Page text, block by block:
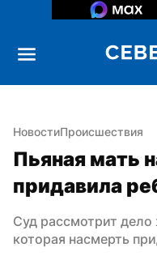
НовостиПроисшествия
Пьяная мать
придавила
Суд рассмотрит
которая насмерть